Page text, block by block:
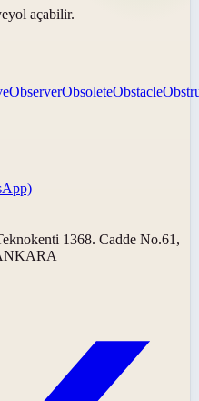
yol açabilir.
ObserverObsoleteObstacle
1368. Cadde No.61,